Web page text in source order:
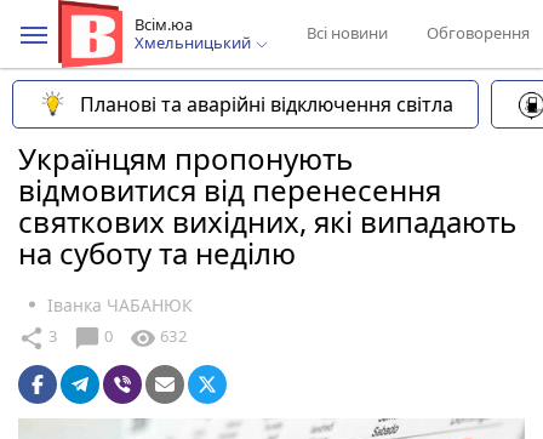
Всім.юа
Хмельницький
Всі новини Обговорення
Планові та аварійні відключення світла
Українцям пропонують
відмовитися від перенесення
святкових вихідних, які випадають
на суботу та неділю
Іванка ЧАБАНЮК
share 3 chat_bubble 0 visibility 632